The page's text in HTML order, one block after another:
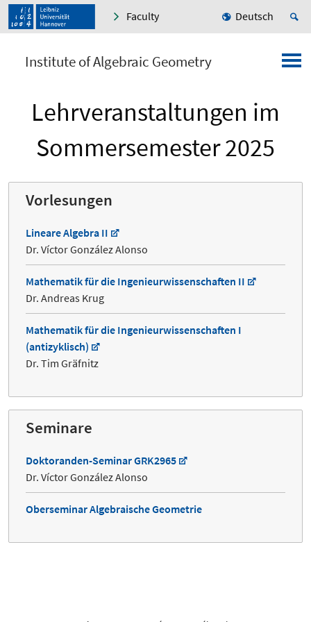
Faculty Deutsch
Institute of Algebraic Geometry
Lehrveranstaltungen im
Sommersemester 2025
Vorlesungen
Lineare Algebra II
Dr. Víctor González Alonso
Mathematik für die Ingenieurwissenschaften II
Dr. Andreas Krug
Mathematik für die Ingenieurwissenschaften I
(antizyklisch)
Dr. Tim Gräfnitz
Seminare
Doktoranden-Seminar GRK2965
Dr. Víctor González Alonso
Oberseminar Algebraische Geometrie